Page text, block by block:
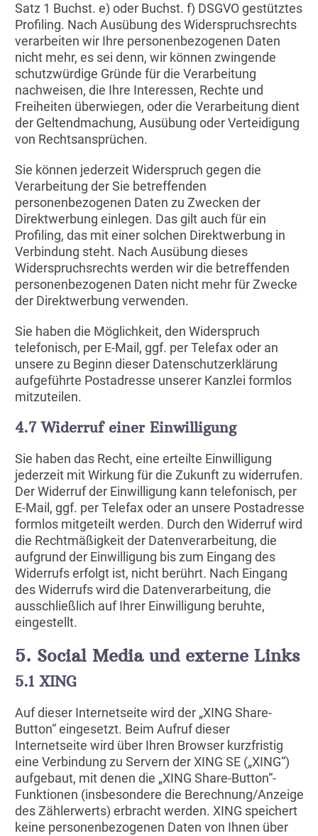
Satz 1 Buchst. e) oder Buchst. f) DSGVO gestütztes
Profiling. Nach Ausübung des Widerspruchsrechts
verarbeiten wir Ihre personenbezogenen Daten
nicht mehr, es sei denn, wir können zwingende
schutzwürdige Gründe für die Verarbeitung
nachweisen, die Ihre Interessen, Rechte und
Freiheiten überwiegen, oder die Verarbeitung dient
der Geltendmachung, Ausübung oder Verteidigung
von Rechtsansprüchen.
Sie können jederzeit Widerspruch gegen die
Verarbeitung der Sie betreffenden
personenbezogenen Daten zu Zwecken der
Direktwerbung einlegen. Das gilt auch für ein
Profiling, das mit einer solchen Direktwerbung in
Verbindung steht. Nach Ausübung dieses
Widerspruchsrechts werden wir die betreffenden
personenbezogenen Daten nicht mehr für Zwecke
der Direktwerbung verwenden.
Sie haben die Möglichkeit, den Widerspruch
telefonisch, per E-Mail, ggf. per Telefax oder an
unsere zu Beginn dieser Datenschutzerklärung
aufgeführte Postadresse unserer Kanzlei formlos
mitzuteilen.
4.7 Widerruf einer Einwilligung
Sie haben das Recht, eine erteilte Einwilligung
jederzeit mit Wirkung für die Zukunft zu widerrufen.
Der Widerruf der Einwilligung kann telefonisch, per
E-Mail, ggf. per Telefax oder an unsere Postadresse
formlos mitgeteilt werden. Durch den Widerruf wird
die Rechtmäßigkeit der Datenverarbeitung, die
aufgrund der Einwilligung bis zum Eingang des
Widerrufs erfolgt ist, nicht berührt. Nach Eingang
des Widerrufs wird die Datenverarbeitung, die
ausschließlich auf Ihrer Einwilligung beruhte,
eingestellt.
5. Social Media und externe Links
5.1 XING
Auf dieser Internetseite wird der „XING Share-
Button“ eingesetzt. Beim Aufruf dieser
Internetseite wird über Ihren Browser kurzfristig
eine Verbindung zu Servern der XING SE („XING“)
aufgebaut, mit denen die „XING Share-Button“-
Funktionen (insbesondere die Berechnung/Anzeige
des Zählerwerts) erbracht werden. XING speichert
keine personenbezogenen Daten von Ihnen über